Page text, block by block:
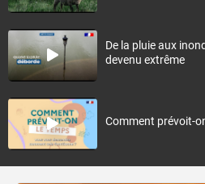
De la pluie aux
devenu extrême
Comment prévoit-